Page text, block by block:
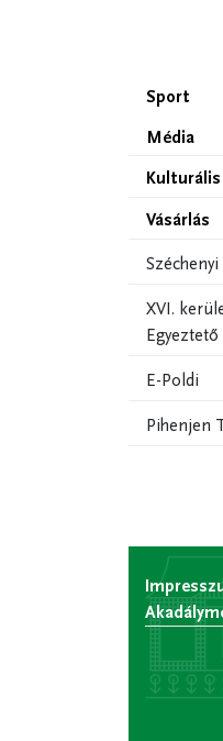
Sport
Média
Vásárlás
Széchenyi
XVI.
E-Poldi
Pihenjen